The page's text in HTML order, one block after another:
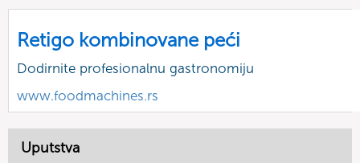
Retigo kombinovane peći
Dodirnite profesionalnu gastronomiju
www.foodmachines.rs
Uputstva